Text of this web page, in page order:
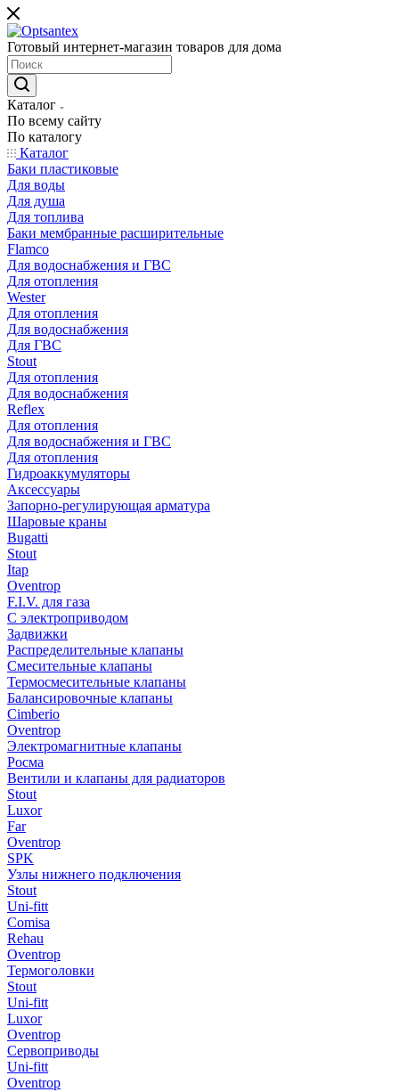
Готовый интернет-магазин товаров для дома
Каталог
По всему сайту
По каталогу
Каталог
Баки пластиковые
Для воды
Для душа
Для топлива
Баки мембранные расширительные
Flamco
Для водоснабжения и ГВС
Для отопления
Wester
Для отопления
Для водоснабжения
Для ГВС
Stout
Для отопления
Для водоснабжения
Reflex
Для отопления
Для водоснабжения и ГВС
Для отопления
Гидроаккумуляторы
Аксессуары
Запорно-регулирующая арматура
Шаровые краны
Bugatti
Stout
Itap
Oventrop
F.I.V. для газа
С электроприводом
Задвижки
Распределительные клапаны
Cмесительные клапаны
Термосмесительные клапаны
Балансировочные клапаны
Cimberio
Oventrop
Электромагнитные клапаны
Росма
Вентили и клапаны для радиаторов
Stout
Luxor
Far
Oventrop
SPK
Узлы нижнего подключения
Stout
Uni-fitt
Comisa
Rehau
Oventrop
Термоголовки
Stout
Uni-fitt
Luxor
Oventrop
Сервоприводы
Uni-fitt
Oventrop